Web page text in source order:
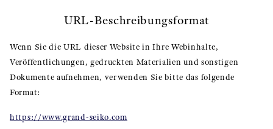
URL-Beschreibungsformat
Wenn Sie die URL dieser Website in Ihre Webinhalte,
Veröffentlichungen, gedruckten Materialien und sonstigen
Dokumente aufnehmen, verwenden Sie bitte das folgende
Format:
https://www.grand-seiko.com